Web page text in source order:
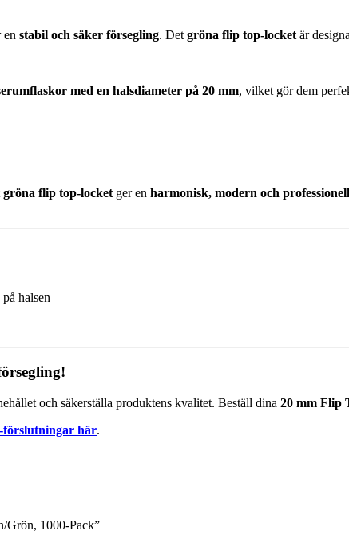
en stabil och säker försegling. Det gröna flip top-locket är
med en halsdiameter på 20 mm, vilket gör dem
gröna flip top-locket ger en harmonisk, modern och
på halsen
och säkerställa produktens kvalitet. Beställ dina 20 mm Flip
förslutningar här.
Grön, 1000-Pack”